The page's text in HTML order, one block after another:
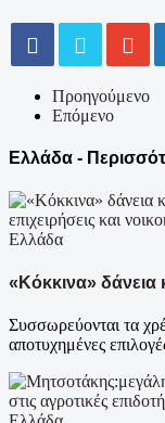
Προηγούμενο
Επόμενο
Ελλάδα -
Ελλάδα
«Κόκκινα» δάνεια
Συσσωρεύονται τα
αποτυχημένες